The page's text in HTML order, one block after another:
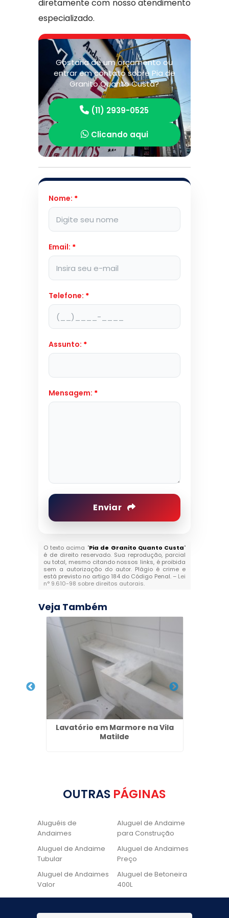
diretamente com nosso atendimento
especializado.
Gostaria de um orçamento ou
entrar em contato sobre Pia de
Granito Quanto Custa?
(11) 2939-0525
Clicando aqui
Nome: *
Email: *
Telefone: *
Assunto: *
Mensagem: *
Enviar
O texto acima "Pia de Granito Quanto Custa"
é de direito reservado. Sua reprodução, parcial
ou total, mesmo citando nossos links, é proibida
sem a autorização do autor. Plágio é crime e
está previsto no artigo 184 do Código Penal. – Lei
n° 9.610-98 sobre direitos autorais.
Veja Também
Lavatório em Marmore na Vila
Matilde
OUTRAS PÁGINAS
Aluguéis de
Andaimes
Aluguel de Andaime
para Construção
Aluguel de Andaime
Tubular
Aluguel de Andaimes
Preço
Aluguel de Andaimes
Valor
Aluguel de Betoneira
400L
Aluguel de Betoneira
Cadeira de Pintura